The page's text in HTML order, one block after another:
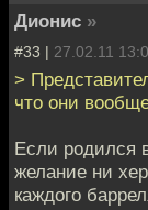
Дионис »
#33 | 27.02.11
>
что они
Если родился
желание ни
каждого